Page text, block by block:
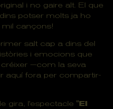
i no gaire alt. El que
potser molts ja ho
mil cançons!
salt cap a dins del
i emocions que
—com la seva
aquí fora per compartir-
gira, l'espectacle"El